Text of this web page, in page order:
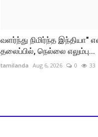
வளர்ந்து நிமிர்ந்த இந்தியா"
தலைப்பில், நெல்லை எலும்பு...
tamilanda Aug 6, 2026 0 33